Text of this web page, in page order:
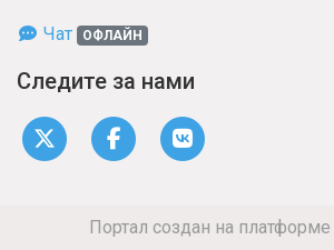
Чат ОФЛАЙН
Следите за нами
Портал создан на платформе